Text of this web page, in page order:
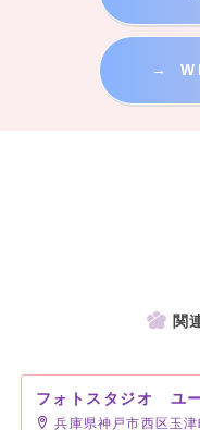
→
関
兵庫県神戸市西区玉